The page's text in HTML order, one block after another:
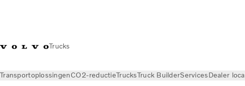
Trucks
TransportoplossingenCO2-reductieTrucksTruck BuilderServicesDealer